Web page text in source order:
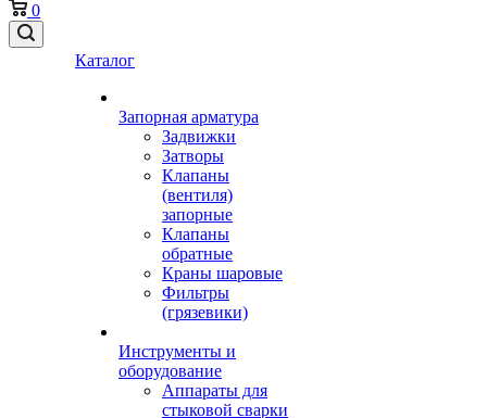
0
Каталог
Запорная арматура
Задвижки
Затворы
Клапаны
(вентиля)
запорные
Клапаны
обратные
Краны шаровые
Фильтры
(грязевики)
Инструменты и
оборудование
Аппараты для
стыковой сварки